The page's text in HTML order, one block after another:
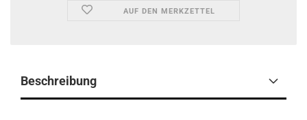
AUF DEN MERKZETTEL
Beschreibung